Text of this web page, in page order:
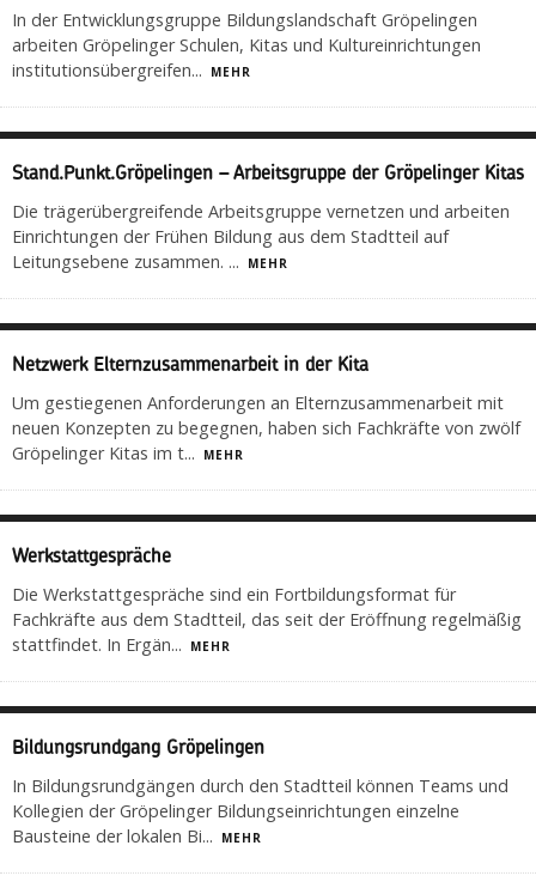
In der Entwicklungsgruppe Bildungslandschaft Gröpelingen
arbeiten Gröpelinger Schulen, Kitas und Kultureinrichtungen
institutionsübergreifen... MEHR
Stand.Punkt.Gröpelingen – Arbeitsgruppe der Gröpelinger Kitas
Die trägerübergreifende Arbeitsgruppe vernetzen und arbeiten
Einrichtungen der Frühen Bildung aus dem Stadtteil auf
Leitungsebene zusammen. ... MEHR
Netzwerk Elternzusammenarbeit in der Kita
Um gestiegenen Anforderungen an Elternzusammenarbeit mit
neuen Konzepten zu begegnen, haben sich Fachkräfte von zwölf
Gröpelinger Kitas im t... MEHR
Werkstattgespräche
Die Werkstattgespräche sind ein Fortbildungsformat für
Fachkräfte aus dem Stadtteil, das seit der Eröffnung regelmäßig
stattfindet. In Ergän... MEHR
Bildungsrundgang Gröpelingen
In Bildungsrundgängen durch den Stadtteil können Teams und
Kollegien der Gröpelinger Bildungseinrichtungen einzelne
Bausteine der lokalen Bi... MEHR